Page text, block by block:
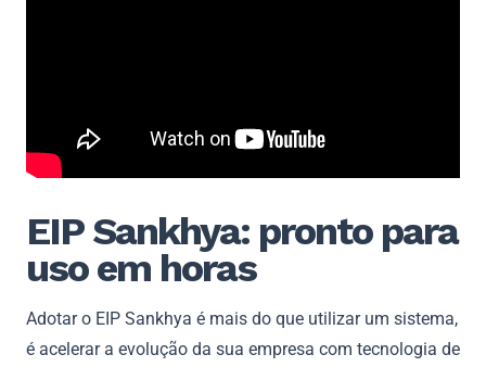
EIP Sankhya: pronto para
uso em horas
Adotar o EIP Sankhya é mais do que utilizar um sistema,
é acelerar a evolução da sua empresa com tecnologia de